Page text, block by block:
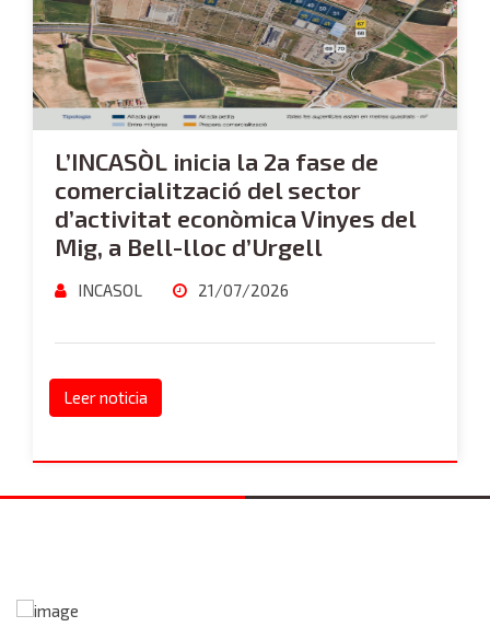
L’INCASÒL inicia la 2a fase de
comercialització del sector
d’activitat econòmica Vinyes del
Mig, a Bell-lloc d’Urgell
INCASOL 21/07/2026
Leer noticia